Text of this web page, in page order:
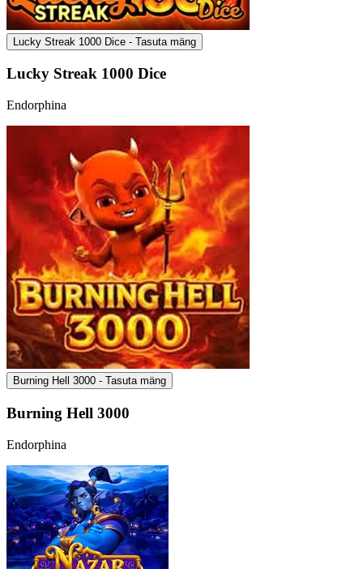
Lucky Streak 1000 Dice - Tasuta mäng
Lucky Streak 1000 Dice
Endorphina
Burning Hell 3000 - Tasuta mäng
Burning Hell 3000
Endorphina